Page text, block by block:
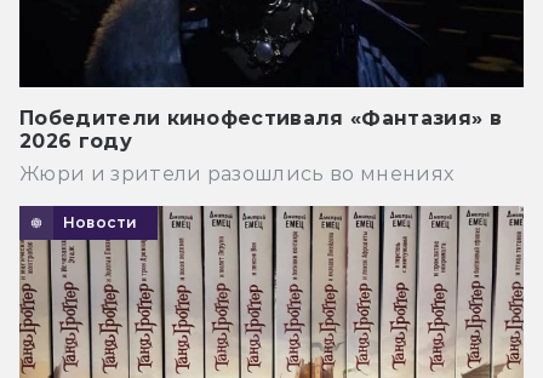
Победители кинофестиваля «Фантазия» в
2026 году
Жюри и зрители разошлись во мнениях
Новости